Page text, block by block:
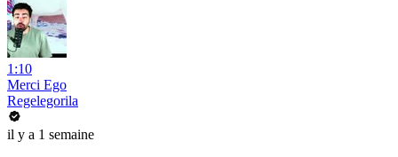
1:10
Merci Ego
Regelegorila
il y a 1 semaine